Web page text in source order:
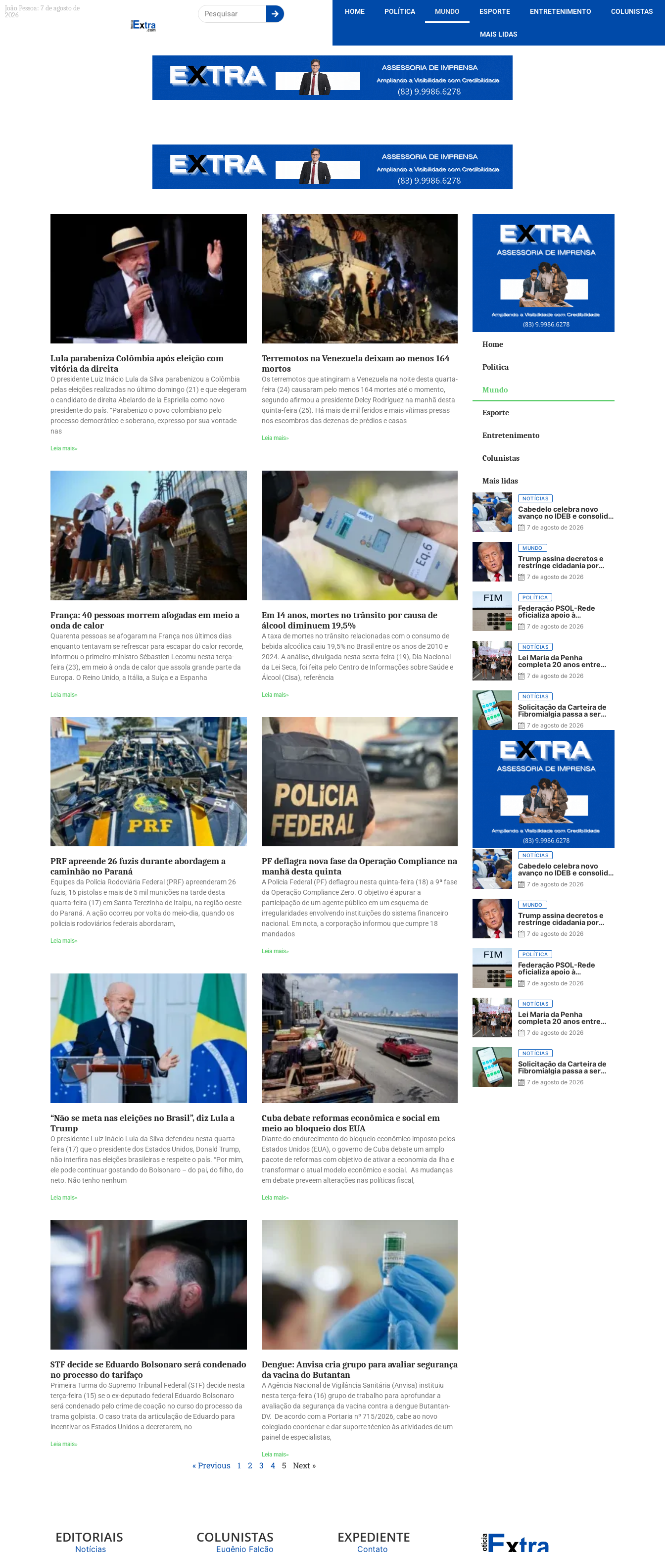
João Pessoa: 7 de agosto de
2026
HOME POLÍTICA MUNDO ESPORTE ENTRETENIMENTO COLUNISTAS
MAIS LIDAS
Lula parabeniza Colômbia após eleição com
vitória da direita
O presidente Luiz Inácio Lula da Silva parabenizou a Colômbia
pelas eleições realizadas no último domingo (21) e que elegeram
o candidato de direita Abelardo de la Espriella como novo
presidente do país. “Parabenizo o povo colombiano pelo
processo democrático e soberano, expresso por sua vontade
nas
Leia mais»
Terremotos na Venezuela deixam ao menos 164
mortos
Os terremotos que atingiram a Venezuela na noite desta quarta-
feira (24) causaram pelo menos 164 mortes até o momento,
segundo afirmou a presidente Delcy Rodríguez na manhã desta
quinta-feira (25). Há mais de mil feridos e mais vítimas presas
nos escombros das dezenas de prédios e casas
Leia mais»
França: 40 pessoas morrem afogadas em meio a
onda de calor
Quarenta pessoas se afogaram na França nos últimos dias
enquanto tentavam se refrescar para escapar do calor recorde,
informou o primeiro-ministro Sébastien Lecomu nesta terça-
feira (23), em meio à onda de calor que assola grande parte da
Europa. O Reino Unido, a Itália, a Suíça e a Espanha
Leia mais»
Em 14 anos, mortes no trânsito por causa de
álcool diminuem 19,5%
A taxa de mortes no trânsito relacionadas com o consumo de
bebida alcoólica caiu 19,5% no Brasil entre os anos de 2010 e
2024. A análise, divulgada nesta sexta-feira (19), Dia Nacional
da Lei Seca, foi feita pelo Centro de Informações sobre Saúde e
Álcool (Cisa), referência
Leia mais»
PRF apreende 26 fuzis durante abordagem a
caminhão no Paraná
Equipes da Polícia Rodoviária Federal (PRF) apreenderam 26
fuzis, 16 pistolas e mais de 5 mil munições na tarde desta
quarta-feira (17) em Santa Terezinha de Itaipu, na região oeste
do Paraná. A ação ocorreu por volta do meio-dia, quando os
policiais rodoviários federais abordaram,
Leia mais»
PF deflagra nova fase da Operação Compliance na
manhã desta quinta
A Polícia Federal (PF) deflagrou nesta quinta-feira (18) a 9ª fase
da Operação Compliance Zero. O objetivo é apurar a
participação de um agente público em um esquema de
irregularidades envolvendo instituições do sistema financeiro
nacional. Em nota, a corporação informou que cumpre 18
mandados
Leia mais»
“Não se meta nas eleições no Brasil”, diz Lula a
Trump
O presidente Luiz Inácio Lula da Silva defendeu nesta quarta-
feira (17) que o presidente dos Estados Unidos, Donald Trump,
não interfira nas eleições brasileiras e respeite o país. “Por mim,
ele pode continuar gostando do Bolsonaro – do pai, do filho, do
neto. Não tenho nenhum
Leia mais»
Cuba debate reformas econômica e social em
meio ao bloqueio dos EUA
Diante do endurecimento do bloqueio econômico imposto pelos
Estados Unidos (EUA), o governo de Cuba debate um amplo
pacote de reformas com objetivo de ativar a economia da ilha e
transformar o atual modelo econômico e social. As mudanças
em debate preveem alterações nas políticas fiscal,
Leia mais»
STF decide se Eduardo Bolsonaro será condenado
no processo do tarifaço
Primeira Turma do Supremo Tribunal Federal (STF) decide nesta
terça-feira (15) se o ex-deputado federal Eduardo Bolsonaro
será condenado pelo crime de coação no curso do processo da
trama golpista. O caso trata da articulação de Eduardo para
incentivar os Estados Unidos a decretarem, no
Leia mais»
Dengue: Anvisa cria grupo para avaliar segurança
da vacina do Butantan
A Agência Nacional de Vigilância Sanitária (Anvisa) instituiu
nesta terça-feira (16) grupo de trabalho para aprofundar a
avaliação da segurança da vacina contra a dengue Butantan-
DV. De acordo com a Portaria nº 715/2026, cabe ao novo
colegiado coordenar e dar suporte técnico às atividades de um
painel de especialistas,
Leia mais»
« Previous 1 2 3 4 5 Next »
Home
Política
Mundo
Esporte
Entretenimento
Colunistas
Mais lidas
NOTÍCIAS
Cabedelo celebra novo
avanço no IDEB e consolida
trajetória de crescimento
na educação pública
7 de agosto de 2026
MUNDO
Trump assina decretos e
restringe cidadania por
nascimento
7 de agosto de 2026
POLÍTICA
Federação PSOL-Rede
oficializa apoio à
candidatura de Lula à
reeleição
7 de agosto de 2026
NOTÍCIAS
Lei Maria da Penha
completa 20 anos entre
avanços e desafios
7 de agosto de 2026
NOTÍCIAS
Solicitação da Carteira de
Fibromialgia passa a ser
exclusivamente pelo
aplicativo João Pessoa na
7 de agosto de 2026
NOTÍCIAS
Cabedelo celebra novo
avanço no IDEB e consolida
trajetória de crescimento
na educação pública
7 de agosto de 2026
MUNDO
Trump assina decretos e
restringe cidadania por
nascimento
7 de agosto de 2026
POLÍTICA
Federação PSOL-Rede
oficializa apoio à
candidatura de Lula à
reeleição
7 de agosto de 2026
NOTÍCIAS
Lei Maria da Penha
completa 20 anos entre
avanços e desafios
7 de agosto de 2026
NOTÍCIAS
Solicitação da Carteira de
Fibromialgia passa a ser
exclusivamente pelo
aplicativo João Pessoa na
7 de agosto de 2026
EDITORIAIS
Notícias
COLUNISTAS
Eugênio Falcão
EXPEDIENTE
Contato